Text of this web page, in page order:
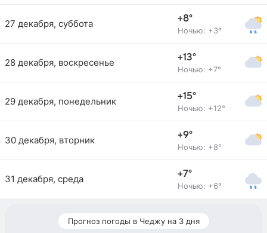
27 декабря, суббота +8°
Ночью: +3°
28 декабря, воскресенье +13°
Ночью: +7°
29 декабря, понедельник +15°
Ночью: +12°
30 декабря, вторник +9°
Ночью: +8°
31 декабря, среда +7°
Ночью: +6°
Прогноз погоды в Чеджу на 3 дня